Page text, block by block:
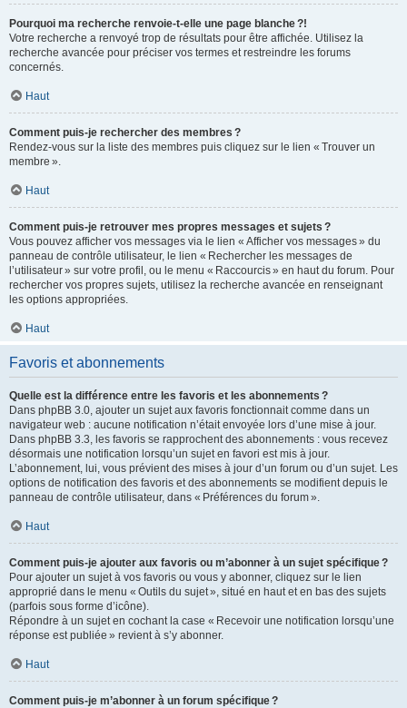
Pourquoi ma recherche renvoie-t-elle une page blanche ?!
Votre recherche a renvoyé trop de résultats pour être affichée. Utilisez la
recherche avancée pour préciser vos termes et restreindre les forums
concernés.
Haut
Comment puis-je rechercher des membres ?
Rendez-vous sur la liste des membres puis cliquez sur le lien « Trouver un
membre ».
Haut
Comment puis-je retrouver mes propres messages et sujets ?
Vous pouvez afficher vos messages via le lien « Afficher vos messages » du
panneau de contrôle utilisateur, le lien « Rechercher les messages de
l’utilisateur » sur votre profil, ou le menu « Raccourcis » en haut du forum. Pour
rechercher vos propres sujets, utilisez la recherche avancée en renseignant
les options appropriées.
Haut
Favoris et abonnements
Quelle est la différence entre les favoris et les abonnements ?
Dans phpBB 3.0, ajouter un sujet aux favoris fonctionnait comme dans un
navigateur web : aucune notification n’était envoyée lors d’une mise à jour.
Dans phpBB 3.3, les favoris se rapprochent des abonnements : vous recevez
désormais une notification lorsqu’un sujet en favori est mis à jour.
L’abonnement, lui, vous prévient des mises à jour d’un forum ou d’un sujet. Les
options de notification des favoris et des abonnements se modifient depuis le
panneau de contrôle utilisateur, dans « Préférences du forum ».
Haut
Comment puis-je ajouter aux favoris ou m’abonner à un sujet spécifique ?
Pour ajouter un sujet à vos favoris ou vous y abonner, cliquez sur le lien
approprié dans le menu « Outils du sujet », situé en haut et en bas des sujets
(parfois sous forme d’icône).
Répondre à un sujet en cochant la case « Recevoir une notification lorsqu’une
réponse est publiée » revient à s’y abonner.
Haut
Comment puis-je m’abonner à un forum spécifique ?